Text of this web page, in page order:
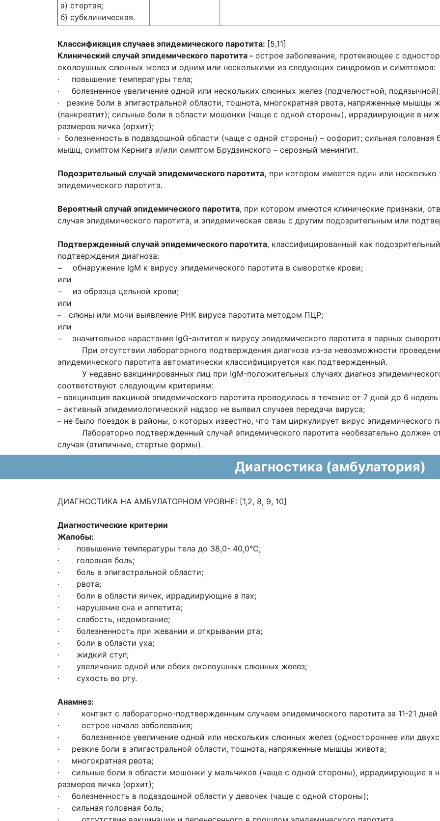
а) стертая;
б) субклиническая.
Классификация случаев эпидемического паротита: [5,11]
Клинический случай эпидемического паротита - острое заболевание, протекающее с
околоушных слюнных желез и одним или несколькими из следующих синдромов и симптомов:
· повышение температуры тела;
· болезненное увеличение одной или нескольких слюнных желез (подчелюстной,
· резкие боли в эпигастральной области, тошнота, многократная рвота, напряженные
(панкреатит); сильные боли в области мошонки (чаще с одной стороны), иррадиирующие в
размеров яичка (орхит);
· болезненность в подвздошной области (чаще с одной стороны) – оофорит; сильная головная
мышц, симптом Кернига и/или симптом Брудзинского – серозный менингит.
Подозрительный случай эпидемического паротита, при котором имеется один или несколько
эпидемического паротита.
Вероятный случай эпидемического паротита, при котором имеются клинические признаки,
случая эпидемического паротита, и эпидемическая связь с другим подозрительным или
Подтвержденный случай эпидемического паротита, классифицированный как
подтверждения диагноза:
− обнаружение IgM к вирусу эпидемического паротита в сыворотке крови;
или
− из образца цельной крови;
или
– слюны или мочи выявление РНК вируса паротита методом ПЦР;
или
− значительное нарастание IgG-антител к вирусу эпидемического паротита в парных
При отсутствии лабораторного подтверждения диагноза из-за невозможности
эпидемического паротита автоматически классифицируется как подтвержденный.
У недавно вакцинированных лиц при IgM-положительных случаях диагноз
соответствуют следующим критериям:
– вакцинация вакциной эпидемического паротита проводилась в течение от 7 дней до 6
– активный эпидемиологический надзор не выявил случаев передачи вируса;
– не было поездок в районы, о которых известно, что там циркулирует вирус эпидемического
Лабораторно подтвержденный случай эпидемического паротита необязательно должен
случая (атипичные, стертые формы).
Диагностика (амбулатория)
ДИАГНОСТИКА НА АМБУЛАТОРНОМ УРОВНЕ: [1,2, 8, 9, 10]
Диагностические критерии
Жалобы:
· повышение температуры тела до 38,0- 40,0°С;
· головная боль;
· боль в эпигастральной области;
· рвота;
· боли в области яичек, иррадиирующие в пах;
· нарушение сна и аппетита;
· слабость, недомогание;
· болезненность при жевании и открывании рта;
· боли в области уха;
· жидкий стул;
· увеличение одной или обеих околоушных слюнных желез;
· сухость во рту.
Анамнез:
· контакт с лабораторно-подтвержденным случаем эпидемического паротита за 11-21 дней
· острое начало заболевания;
· болезненное увеличение одной или нескольких слюнных желез (одностороннее или
· резкие боли в эпигастральной области, тошнота, напряженные мышцы живота;
· многократная рвота;
· сильные боли в области мошонки у мальчиков (чаще с одной стороны), иррадиирующие в
размеров яичка (орхит);
· болезненность в подвздошной области у девочек (чаще с одной стороны);
· сильная головная боль;